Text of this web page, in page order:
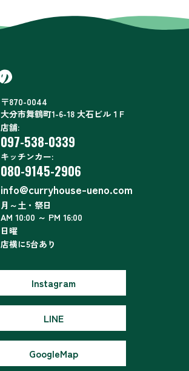
〒870-0044
大分市舞鶴町1-6-18 大石ビル１F
店舗:
097-538-0339
キッチンカー:
080-9145-2906
info@curryhouse-ueno.com
月～土・祭日
AM 10:00 ～ PM 16:00
日曜
店横に5台あり
Instagram
LINE
GoogleMap